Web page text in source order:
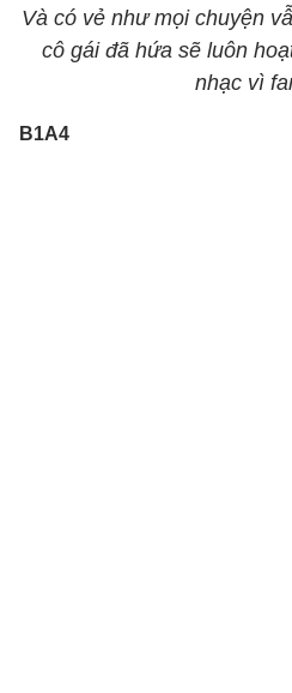
Và có vẻ như mọi chuyện
cô gái đã hứa sẽ luôn
nhạc vì
B1A4